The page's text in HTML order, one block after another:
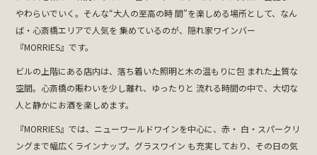
やわらいでいく。そんな“大人の至高の時 間”を楽しめる場所として、なん
ば・心斎橋エリアで人気を 集めているのが、隠れ家ワインバー
『MORRIES』です。
ビルの上階にある店内は、落ち着いた照明と木の温もりに包 まれた上質な
空間。心斎橋の賑わいを少し離れ、ゆったりと 流れる時間の中で、大切な
人と静かにお酒を楽しめます。
『MORRIES』では、ニューワールドワインを中心に、赤・ 白・スパークリ
ングまで幅広くラインナップ。グラスワイン も充実しており、その日の気